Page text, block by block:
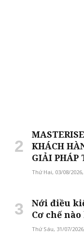
KHÁCH
GIẢI PHÁP
Thứ Hai, 03/08/2026,
Nới điều
Cơ chế
Thứ Sáu, 31/07/